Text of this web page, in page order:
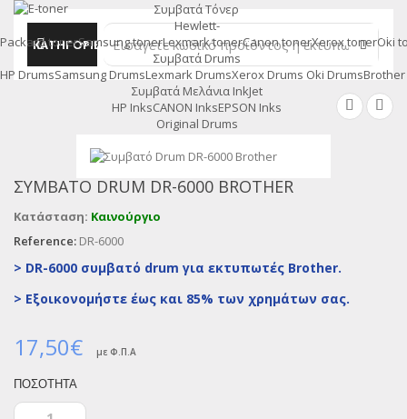
Συμβατά Τόνερ
Hewlett-
Packard tonerSamsung tonerLexmark tonerCanon tonerXerox tonerOki
Συμβατά Drums
HP DrumsSamsung DrumsLexmark DrumsXerox Drums Oki Drums
Συμβατά Μελάνια InkJet
HP InksCANON InksEPSON Inks
Original Drums
ΚΑΤΗΓΟΡΙΕΣ
ΣΥΜΒΑΤΌ DRUM DR-6000 BROTHER
Κατάσταση: Καινούργιο
Reference: DR-6000
> DR-6000 συμβατό drum για εκτυπωτές Brother.
> Εξοικονομήστε έως και 85% των χρημάτων σας.
17,50€ με Φ.Π.Α
ΠΟΣΌΤΗΤΑ